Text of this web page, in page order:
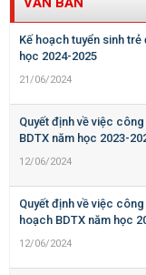
Kế hoạch tuyển sinh
học 2024-2025
21/06/2024
Quyết định về việc
BDTX năm học 2023-
12/06/2024
Quyết định về việc
hoạch BDTX năm học
12/06/2024